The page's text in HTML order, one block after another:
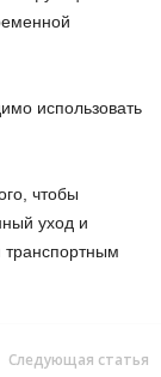
использовать
чтобы
уход и
Следующая статья